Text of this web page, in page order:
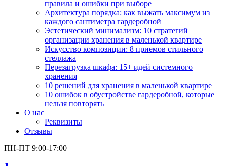
правила и ошибки при выборе
Архитектура порядка: как выжать максимум из
каждого сантиметра гардеробной
Эстетический минимализм: 10 стратегий
организации хранения в маленькой квартире
Искусство композиции: 8 приемов стильного
стеллажа
Перезагрузка шкафа: 15+ идей системного
хранения
10 решений для хранения в маленькой квартире
10 ошибок в обустройстве гардеробной, которые
нельзя повторять
О нас
Реквизиты
Отзывы
ПН-ПТ 9:00-17:00